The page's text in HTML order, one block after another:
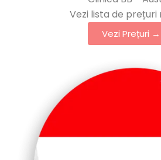
Vezi lista de prețuri
Vezi Prețuri →